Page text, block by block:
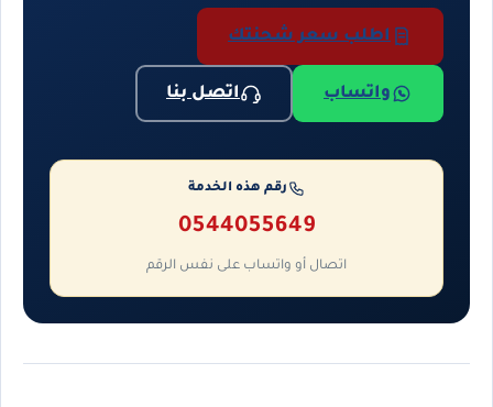
اطلب سعر شحنتك
واتساب اتصل بنا
رقم هذه الخدمة
0544055649
اتصال أو واتساب على نفس الرقم